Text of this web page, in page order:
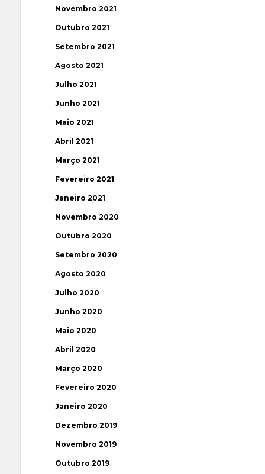
Novembro 2021
Outubro 2021
Setembro 2021
Agosto 2021
Julho 2021
Junho 2021
Maio 2021
Abril 2021
Março 2021
Fevereiro 2021
Janeiro 2021
Novembro 2020
Outubro 2020
Setembro 2020
Agosto 2020
Julho 2020
Junho 2020
Maio 2020
Abril 2020
Março 2020
Fevereiro 2020
Janeiro 2020
Dezembro 2019
Novembro 2019
Outubro 2019